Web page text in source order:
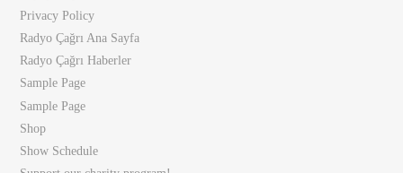
Privacy Policy
Radyo Çağrı Ana Sayfa
Radyo Çağrı Haberler
Sample Page
Sample Page
Shop
Show Schedule